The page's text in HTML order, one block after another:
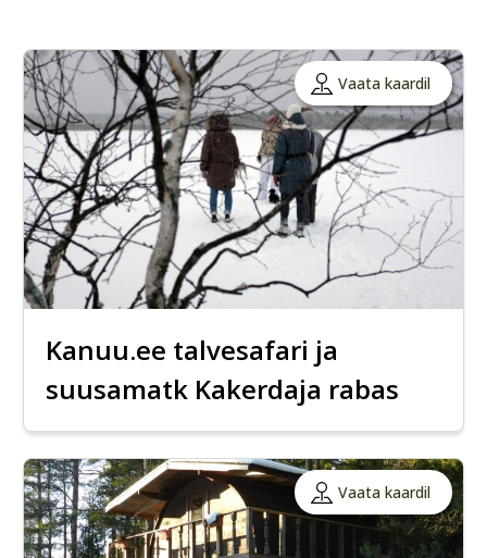
Vaata kaardil
Kanuu.ee talvesafari ja
suusamatk Kakerdaja rabas
Vaata kaardil